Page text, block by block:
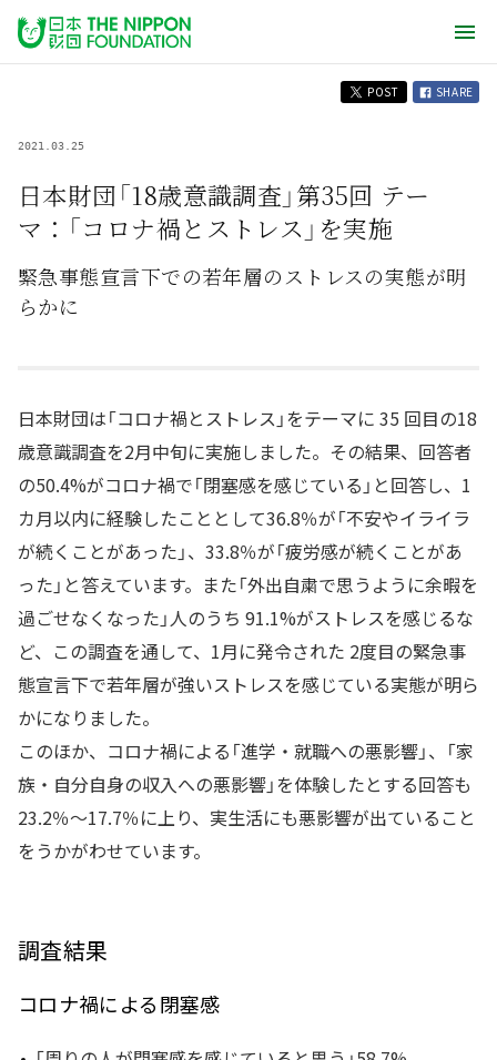
POST SHARE
2021.03.25
日本財団「18歳意識調査」第35回 テー
マ：「コロナ禍とストレス」を実施
緊急事態宣言下での若年層のストレスの実態が明
らかに
日本財団は「コロナ禍とストレス」をテーマに 35 回目の18
歳意識調査を2月中旬に実施しました。その結果、回答者
の50.4%がコロナ禍で「閉塞感を感じている」と回答し、1
カ月以内に経験したこととして36.8％が「不安やイライラ
が続くことがあった」、33.8％が「疲労感が続くことがあ
った」と答えています。また「外出自粛で思うように余暇を
過ごせなくなった」人のうち 91.1%がストレスを感じるな
ど、この調査を通して、1月に発令された 2度目の緊急事
態宣言下で若年層が強いストレスを感じている実態が明ら
かになりました。
このほか、コロナ禍による「進学・就職への悪影響」、「家
族・自分自身の収入への悪影響」を体験したとする回答も
23.2％～17.7％に上り、実生活にも悪影響が出ていること
をうかがわせています。
調査結果
コロナ禍による閉塞感